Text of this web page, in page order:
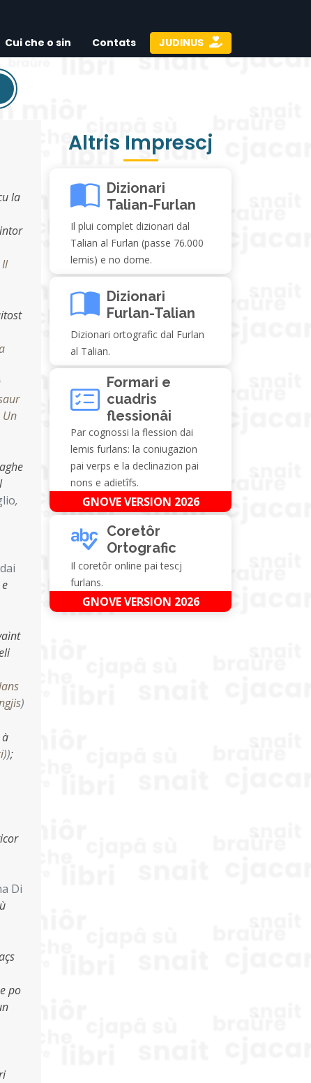
Cui che o sin Contats JUDINUS
la
Il
Un
,
)
);
Di
po
Altris Imprescj
Dizionari
Talian-Furlan
Il plui complet dizionari dal
Talian al Furlan (passe 76.000
lemis) e no dome.
Dizionari
Furlan-Talian
Dizionari ortografic dal Furlan
al Talian.
Formari e
cuadris
flessionâi
Par cognossi la flession dai
lemis furlans: la coniugazion
pai verps e la declinazion pai
nons e adietîfs.
GNOVE VERSION 2026
Coretôr
Ortografic
Il coretôr online pai tescj
furlans.
GNOVE VERSION 2026